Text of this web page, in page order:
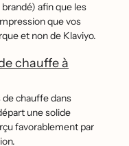
afin que les
que vos
et non de Klaviyo.
chauffe à
chauffe dans
une solide
favorablement par